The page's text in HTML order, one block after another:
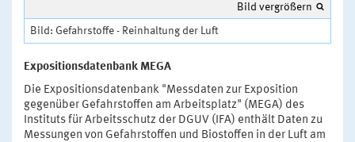
Bild vergrößern
Bild: Gefahrstoffe - Reinhaltung der Luft
Expositionsdatenbank MEGA
Die Expositionsdatenbank "Messdaten zur Exposition
gegenüber Gefahrstoffen am Arbeitsplatz" (MEGA) des
Instituts für Arbeitsschutz der DGUV (IFA) enthält Daten zu
Messungen von Gefahrstoffen und Biostoffen in der Luft am